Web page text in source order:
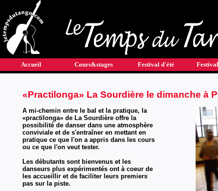
Accueil Cours&stages Festival d'été
«Practilonga» La Sourdière le dimanche à
A mi-chemin entre le bal et la pratique, la
«practilonga» de La Sourdière offre la
possibilité de danser dans une atmosphère
conviviale et de s'entraîner en mettant en
pratique ce que l'on a appris dans les cours
ou ce que l'on veut tester.
Les débutants sont bienvenus et les
danseurs plus expérimentés ont à coeur de
les accueillir et de faciliter leurs premiers
pas sur la piste.